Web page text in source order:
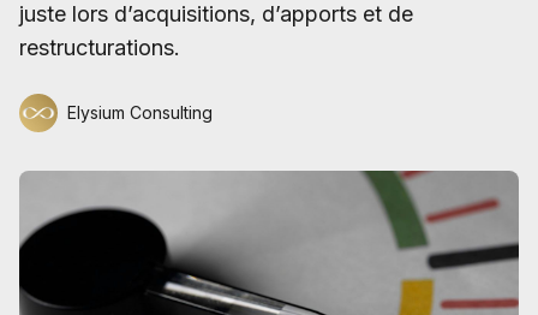
juste lors d’acquisitions, d’apports et de
restructurations.
Elysium Consulting